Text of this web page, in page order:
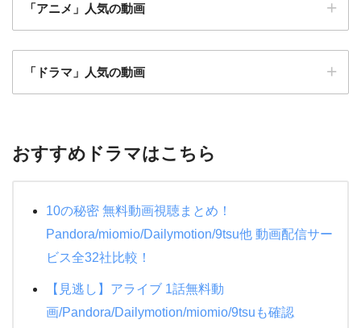
仮面ライダーアギト PROJECT G4
忍者戦隊カクレンジャー
特捜戦隊デカレンジャー 10 YEARS AFTER
ハリーポッターと賢者の石
ハリーポッターと炎のゴブレット
ミュージアム
「アニメ」人気の動画
魔女の宅急便
イジング
もののけ姫
天空の城ラピュタ
アナと雪の女王２
「ドラマ」人気の動画
水球ヤンキース
絶対零度シーズン4
ＰＵ－ＰＵ－ＰＵ－
教場
24時間TV 2015 ドラマSP 母さん、俺は大丈夫
おすすめドラマはこちら
10の秘密 無料動画視聴まとめ！
Pandora/miomio/Dailymotion/9tsu他 動画配信サー
ビス全32社比較！
【見逃し】アライブ 1話無料動
画/Pandora/Dailymotion/miomio/9tsuも確認